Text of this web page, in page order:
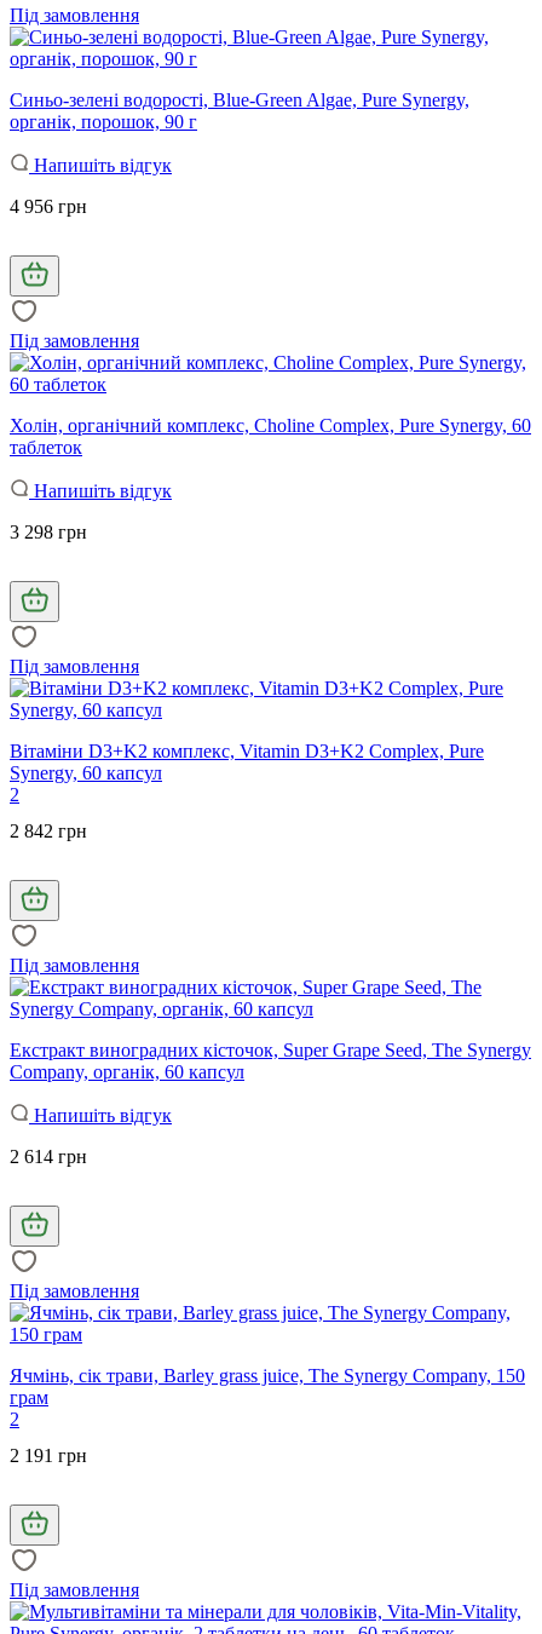
Під замовлення
Синьо-зелені водорості, Blue-Green Algae, Pure Synergy,
органік, порошок, 90 г
Напишіть відгук
4 956 грн
Під замовлення
Холін, органічний комплекс, Choline Complex, Pure Synergy, 60
таблеток
Напишіть відгук
3 298 грн
Під замовлення
Вітаміни D3+K2 комплекс, Vitamin D3+K2 Complex, Pure
Synergy, 60 капсул
2
2 842 грн
Під замовлення
Екстракт виноградних кісточок, Super Grape Seed, The Synergy
Company, органік, 60 капсул
Напишіть відгук
2 614 грн
Під замовлення
Ячмінь, сік трави, Barley grass juice, The Synergy Company, 150
грам
2
2 191 грн
Під замовлення